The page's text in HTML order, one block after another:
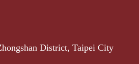
District, Taipei City